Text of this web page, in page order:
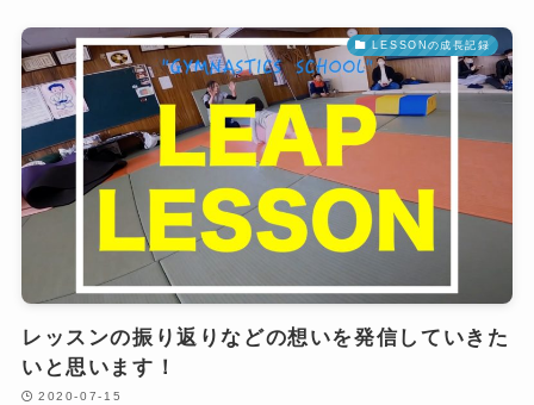
LESSONの成長記録
レッスンの振り返りなどの想いを発信していきた
いと思います！
2020-07-15